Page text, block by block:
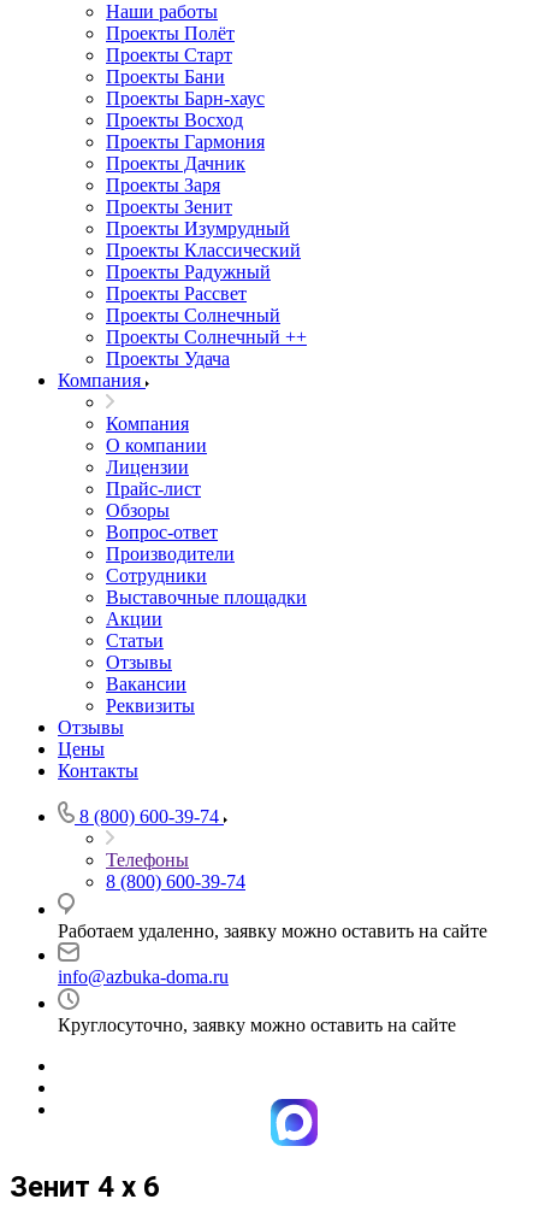
Наши работы
Проекты Полёт
Проекты Старт
Проекты Бани
Проекты Барн-хаус
Проекты Восход
Проекты Гармония
Проекты Дачник
Проекты Заря
Проекты Зенит
Проекты Изумрудный
Проекты Классический
Проекты Радужный
Проекты Рассвет
Проекты Солнечный
Проекты Солнечный ++
Проекты Удача
Компания
Компания
О компании
Лицензии
Прайс-лист
Обзоры
Вопрос-ответ
Производители
Сотрудники
Выставочные площадки
Акции
Статьи
Отзывы
Вакансии
Реквизиты
Отзывы
Цены
Контакты
8 (800) 600-39-74
Телефоны
8 (800) 600-39-74
Работаем удаленно, заявку можно оставить на сайте
info@azbuka-doma.ru
Круглосуточно, заявку можно оставить на сайте
Зенит 4 х 6